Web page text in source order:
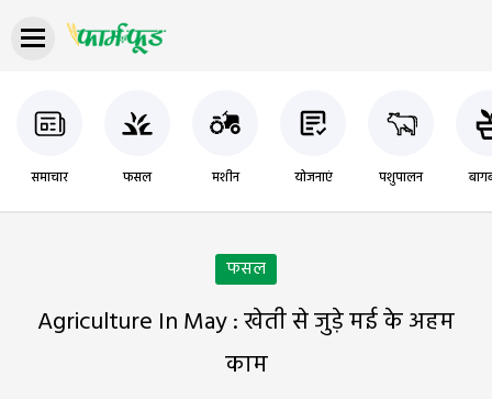
समाचार फसल मशीन योजनाएं पशुपालन
फसल
Agriculture In May : खेती से जुड़े मई के अहम
काम